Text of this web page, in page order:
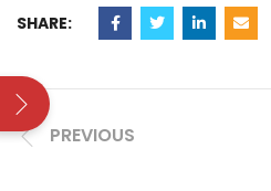
SHARE:
PREVIOUS